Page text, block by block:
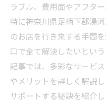
ラブル、費用面やアフタ
特に神奈川県足柄下郡湯
のお店を行き来する手間
口で全て解決したいとい
記事では、多彩なサービ
やメリットを詳しく解説
サポートする秘訣を紹介